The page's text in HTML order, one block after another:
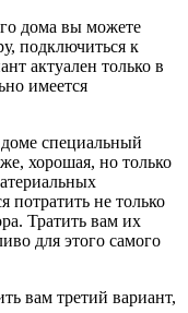
дома вы можете
подключиться к
актуален только в
имеется
специальный
хорошая, но только
не только
Тратить вам их
для этого самого
вам третий вариант,